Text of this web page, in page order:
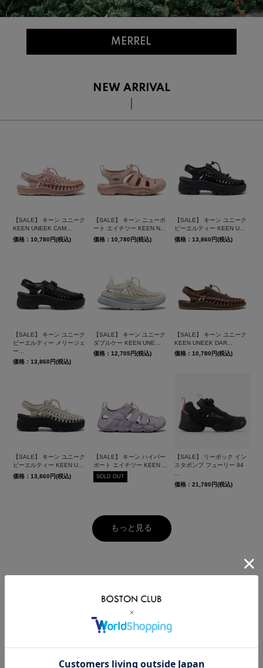
MERREL
NEW ARRIVAL
【SALE】 キーン ユニーク
KEEN UNEEK CAM...
価格：10,780円(税込)
【SALE】 キーン ニューポ
ート エイチツー KEEN N...
価格：10,780円(税込)
【SALE】 キーン ユニーク
ピーエルティー KEEN U...
価格：13,860円(税込)
【SALE】 キーン ユニーク
ピーエルティー メリージェ
ー...
価格：13,860円(税込)
【SALE】 キーン ユニーク
ダブルケー KEEN UNE...
価格：12,705円(税込)
【SALE】 キーン ユニーク
KEEN UNEEK DAR...
価格：10,780円(税込)
【SALE】 キーン ユニーク
ピーエルティー KEEN U...
価格：13,860円(税込)
【SALE】 キーン ハイパー
ポート エイチツー KEEN ...
SOLD OUT
【SALE】 リーボック イン
スタポンプ フューリー 94
...
価格：21,780円(税込)
もっと見る
PICK UP